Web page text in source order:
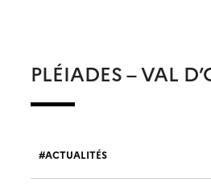
PLÉIADES – VAL
ACTUALITÉS